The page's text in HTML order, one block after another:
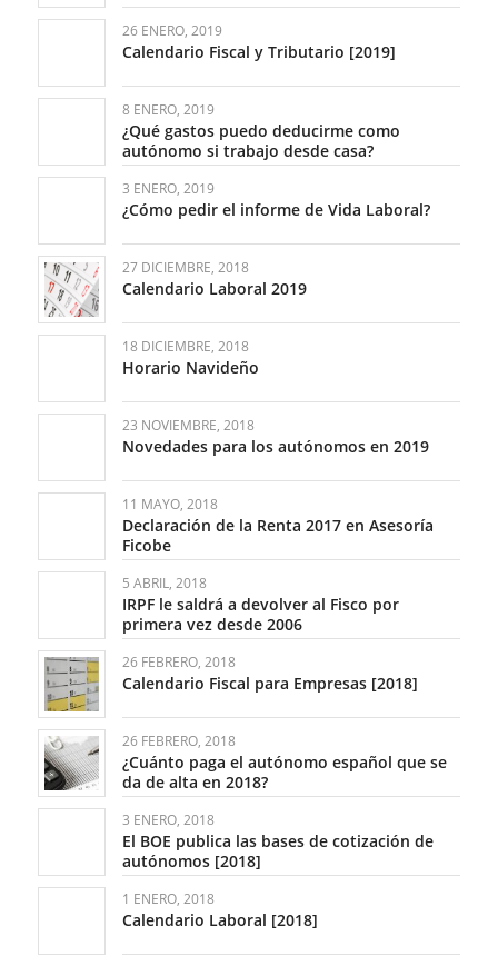
26 ENERO, 2019
Calendario Fiscal y Tributario [2019]
8 ENERO, 2019
¿Qué gastos puedo deducirme como
autónomo si trabajo desde casa?
3 ENERO, 2019
¿Cómo pedir el informe de Vida Laboral?
27 DICIEMBRE, 2018
Calendario Laboral 2019
18 DICIEMBRE, 2018
Horario Navideño
23 NOVIEMBRE, 2018
Novedades para los autónomos en 2019
11 MAYO, 2018
Declaración de la Renta 2017 en Asesoría
Ficobe
5 ABRIL, 2018
IRPF le saldrá a devolver al Fisco por
primera vez desde 2006
26 FEBRERO, 2018
Calendario Fiscal para Empresas [2018]
26 FEBRERO, 2018
¿Cuánto paga el autónomo español que se
da de alta en 2018?
3 ENERO, 2018
El BOE publica las bases de cotización de
autónomos [2018]
1 ENERO, 2018
Calendario Laboral [2018]